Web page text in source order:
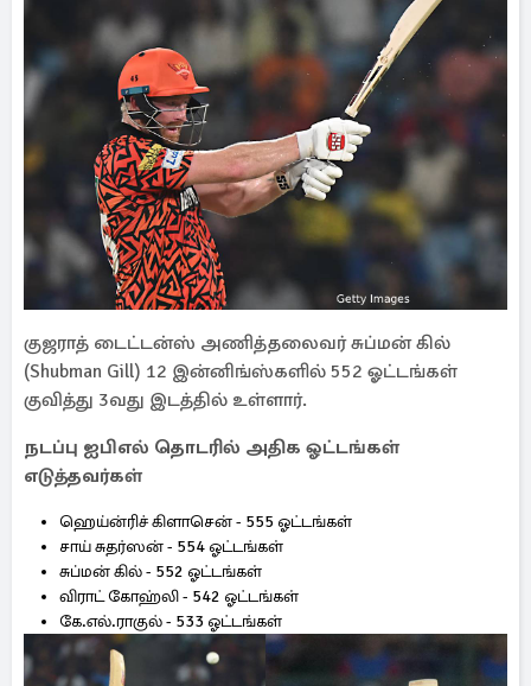
குஜராத் டைட்டன்ஸ் அணித்தலைவர் சுப்மன் கில்
(Shubman Gill) 12 இன்னிங்ஸ்களில் 552 ஓட்டங்கள்
குவித்து 3வது இடத்தில் உள்ளார்.
நடப்பு ஐபிஎல் தொடரில் அதிக ஓட்டங்கள்
எடுத்தவர்கள்
ஹெய்ன்ரிச் கிளாசென் - 555 ஓட்டங்கள்
சாய் சுதர்ஸன் - 554 ஓட்டங்கள்
சுப்மன் கில் - 552 ஓட்டங்கள்
விராட் கோஹ்லி - 542 ஓட்டங்கள்
கே.எல்.ராகுல் - 533 ஓட்டங்கள்